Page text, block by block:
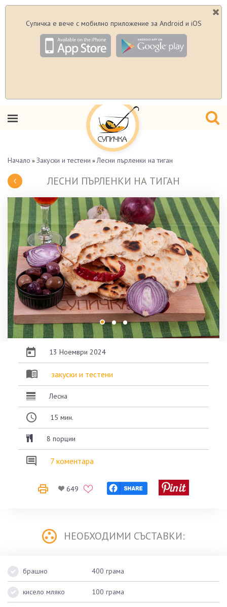
Супичка е вече с мобилно приложение за Android и iOS
Начало » Закуски и тестени » Лесни пърленки на тиган
ЛЕСНИ ПЪРЛЕНКИ НА ТИГАН
13 Ноември 2024
закуски и тестени
Лесна
15 мин.
8 порции
7 коментара
649
НЕОБХОДИМИ СЪСТАВКИ:
брашно 400 грама
кисело мляко 100 грама